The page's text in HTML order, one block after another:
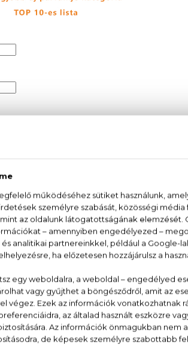
Drama
Chanel
Chance
Eau
Tendre
EDP
Dolce
&Gabbana
Light Blue
Sun
EDT